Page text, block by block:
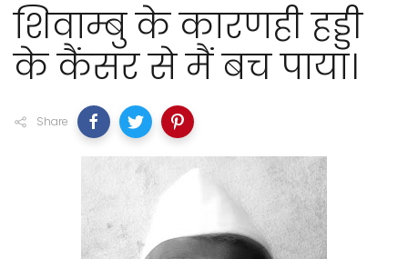
शिवाम्बु के कारणही हड्डी
के कैंसर से मैं बच पाया।
Share